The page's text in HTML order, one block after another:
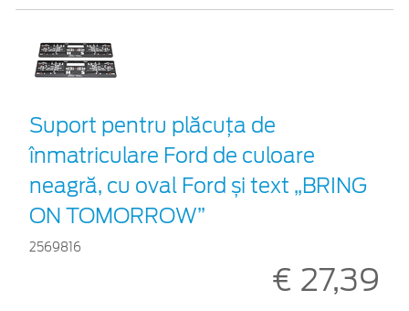
Suport pentru plăcuța de
înmatriculare Ford de culoare
neagră, cu oval Ford și text „BRING
ON TOMORROW”
2569816
€ 27,39